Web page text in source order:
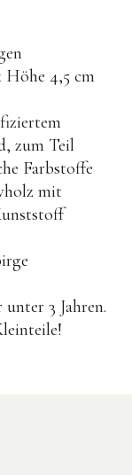
Höhe 4,5 cm
zum Teil
Farbstoffe
mit
3 Jahren.